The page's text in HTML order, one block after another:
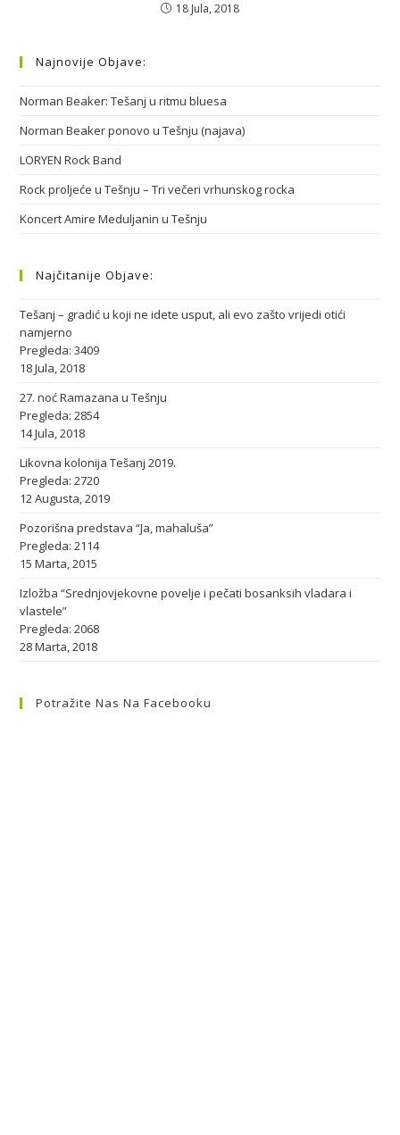
18 Jula, 2018
Najnovije Objave:
Norman Beaker: Tešanj u ritmu bluesa
Norman Beaker ponovo u Tešnju (najava)
LORYEN Rock Band
Rock proljeće u Tešnju – Tri večeri vrhunskog rocka
Koncert Amire Meduljanin u Tešnju
Najčitanije Objave:
Tešanj – gradić u koji ne idete usput, ali evo zašto vrijedi otići
namjerno
Pregleda: 3409
18 Jula, 2018
27. noć Ramazana u Tešnju
Pregleda: 2854
14 Jula, 2018
Likovna kolonija Tešanj 2019.
Pregleda: 2720
12 Augusta, 2019
Pozorišna predstava “Ja, mahaluša”
Pregleda: 2114
15 Marta, 2015
Izložba “Srednjovjekovne povelje i pečati bosanksih vladara i
vlastele”
Pregleda: 2068
28 Marta, 2018
Potražite Nas Na Facebooku